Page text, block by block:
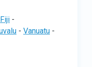
Fiji -
- Vanuatu -